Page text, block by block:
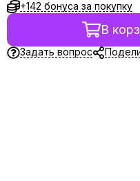
+142 бонуса за покупку
В
Задать вопрос